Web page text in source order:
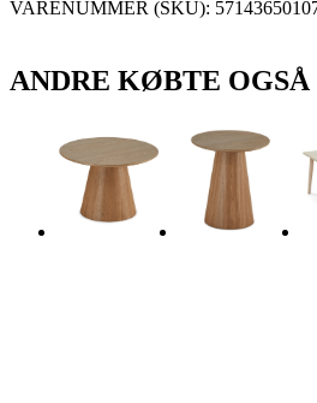
VARENUMMER (SKU):
ANDRE KØBTE OGSÅ